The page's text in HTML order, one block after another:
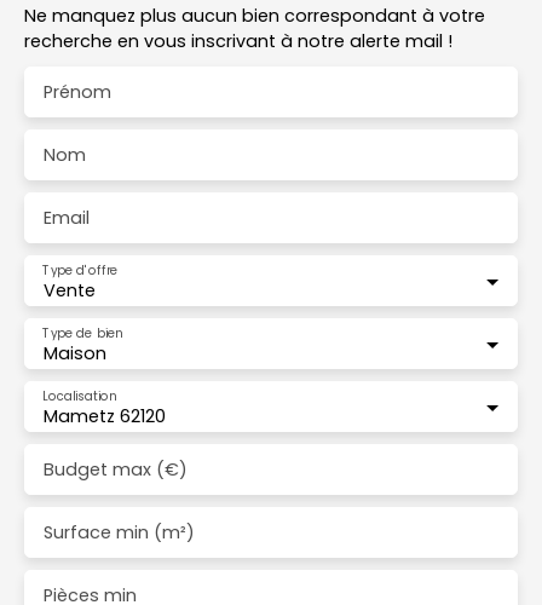
Ne manquez plus aucun bien correspondant à votre
recherche en vous inscrivant à notre alerte mail !
Prénom
Nom
Email
Vente
Type d'offre
Maison
Type de bien
Mametz 62120
Localisation
Budget max (€)
Surface min (m²)
Pièces min